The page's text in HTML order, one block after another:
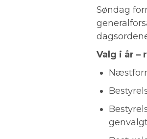
Søndag
Valg i år –